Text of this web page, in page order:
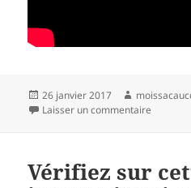
Publié
le
26 janvier 2017 Auteur
Laisser un commentaire
Vérifiez sur